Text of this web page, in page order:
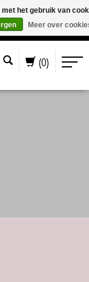
(0)
het gebruik van
Meer over